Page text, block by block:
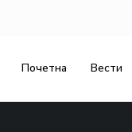
Почетна Вести